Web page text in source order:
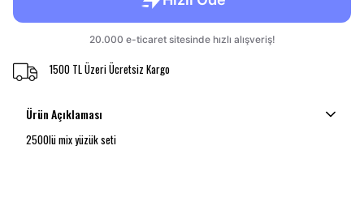
1500 TL Üzeri Ücretsiz Kargo
Ürün Açıklaması
2500lü mix yüzük seti